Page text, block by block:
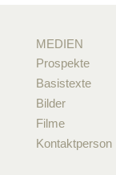
MEDIEN
Prospekte
Basistexte
Bilder
Filme
Kontaktperson